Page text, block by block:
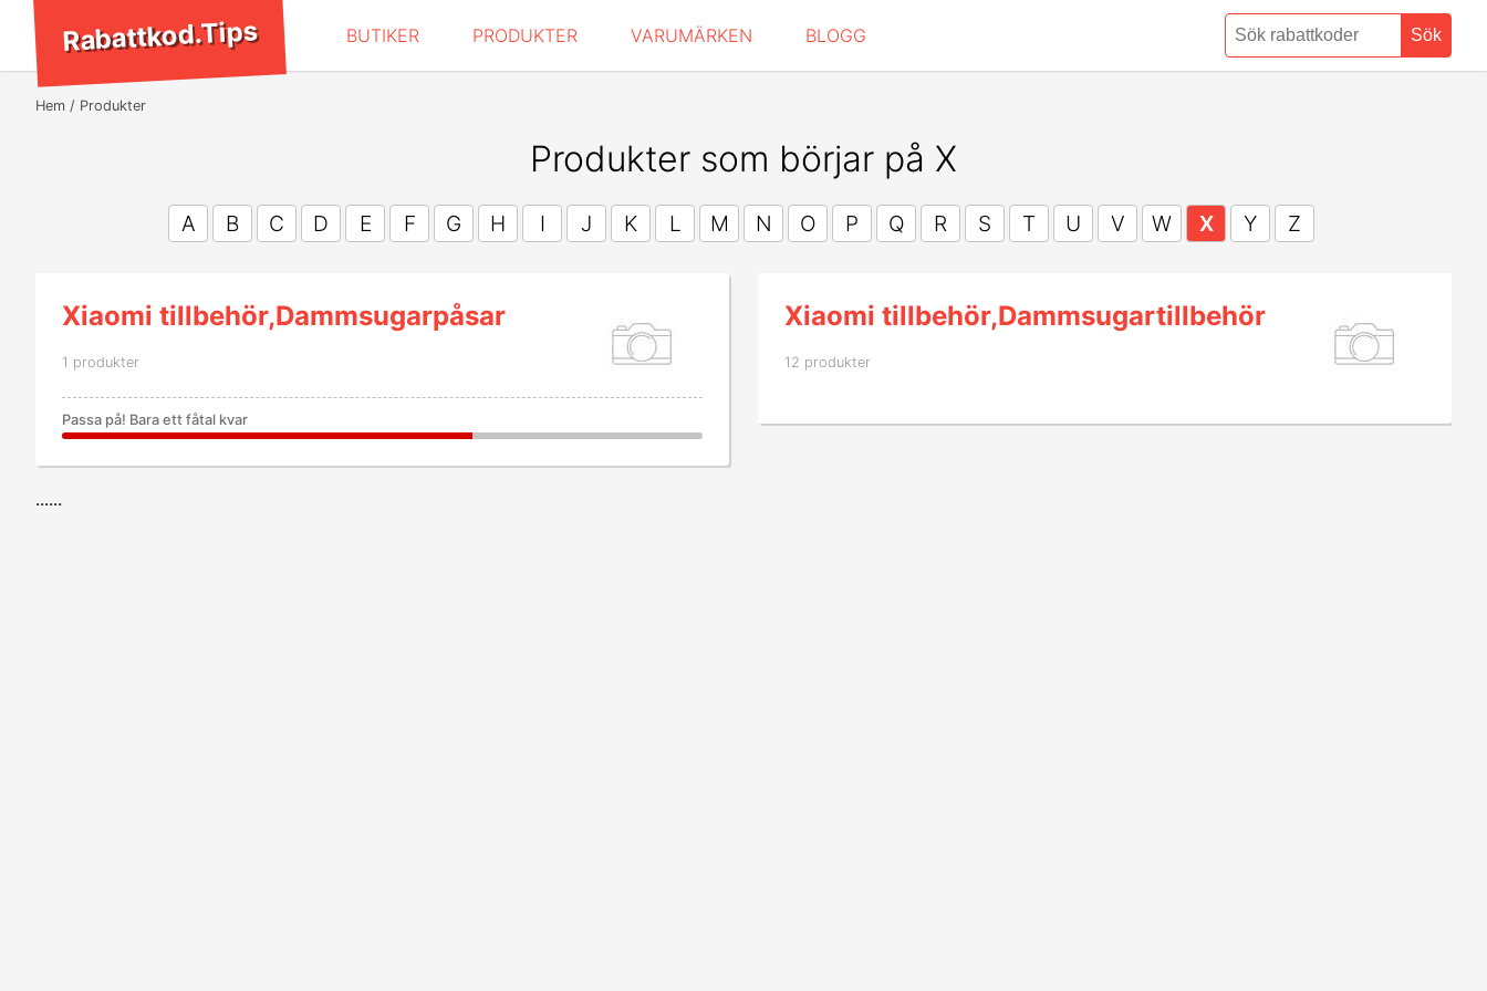
Rabattkod.Tips BUTIKER PRODUKTER VARUMÄRKEN BLOGG Sök
Hem Produkter
Produkter som börjar på X
A B C D E F G H I J K L M N O P Q R S T U V W X Y Z
Xiaomi tillbehör,Dammsugarpåsar
1 produkter
Passa på! Bara ett fåtal kvar
Xiaomi tillbehör,Dammsugartillbehör
12 produkter
......